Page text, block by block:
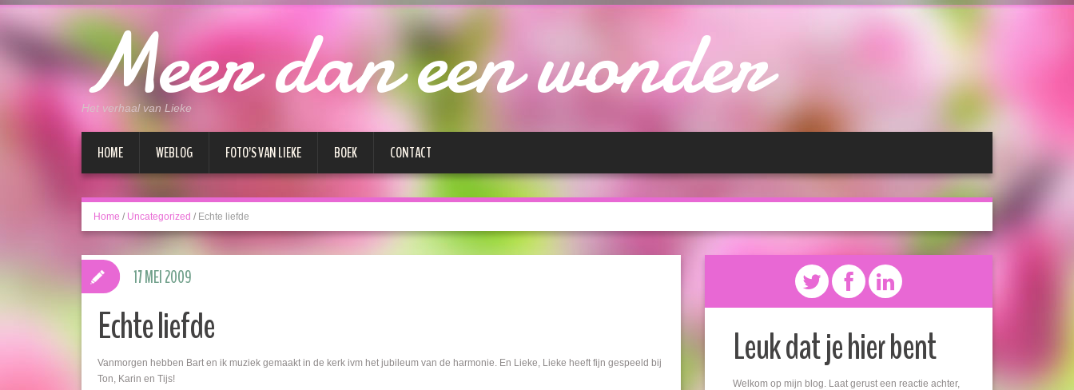
Meer dan een wonder
Het verhaal van Lieke
HOME WEBLOG FOTO’S VAN LIEKE BOEK CONTACT
Home / Uncategorized / Echte liefde
Echte liefde
Vanmorgen hebben Bart en ik muziek gemaakt in de kerk ivm het jubileum van de harmonie. En Lieke, Lieke heeft fijn gespeeld bij
Ton, Karin en Tijs!
17 MEI 2009
Leuk dat je hier bent
Welkom op mijn blog. Laat gerust een reactie achter,